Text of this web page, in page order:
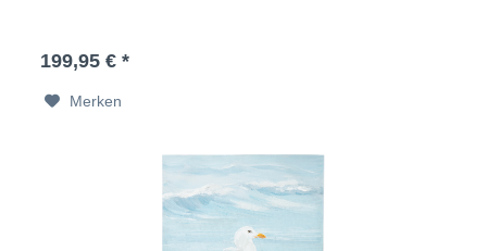
199,95 € *
Merken